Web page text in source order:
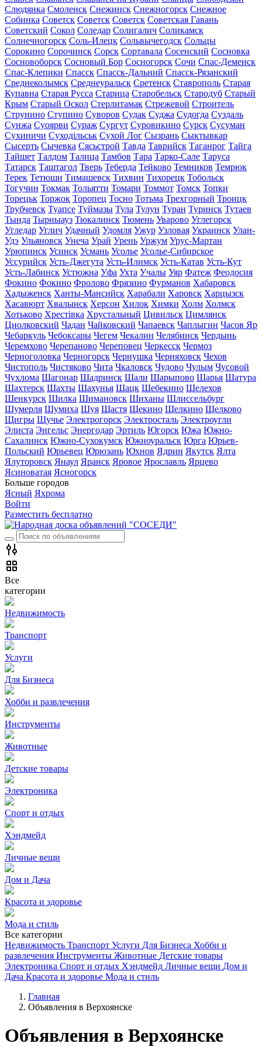
Слюдянка Смоленск Снежинск Снежногорск Снежное
Собинка Советск Советск Советск Советская Гавань
Советский Сокол Соледар Солигалич Соликамск
Солнечногорск Соль-Илецк Сольвычегодск Сольцы
Сорокино Сорочинск Сорск Сортавала Сосенский Сосновка
Сосновоборск Сосновый Бор Сосногорск Сочи Спас-Деменск
Спас-Клепики Спасск Спасск-Дальний Спасск-Рязанский
Среднеколымск Среднеуральск Сретенск Ставрополь Старая
Купавна Старая Русса Старица Старобельск Стародуб Старый
Крым Старый Оскол Стерлитамак Стрежевой Строитель
Струнино Ступино Суворов Судак Суджа Судогда Суздаль
Сунжа Суоярви Сураж Сургут Суровикино Сурск Сусуман
Сухиничи Суходільськ Сухой Лог Сызрань Сыктывкар
Сысерть Сычевка Сясьстрой Тавда Таврийск Таганрог Тайга
Тайшет Талдом Талица Тамбов Тара Тарко-Сале Таруса
Татарск Таштагол Тверь Теберда Тейково Темников Темрюк
Терек Тетюши Тимашевск Тихвин Тихорецк Тобольск
Тогучин Токмак Тольятти Томари Томмот Томск Топки
Торецьк Торжок Торопец Тосно Тотьма Трехгорный Троицк
Трубчевск Туапсе Туймазы Тула Тулун Туран Туринск Тутаев
Тында Тырныауз Тюкалинск Тюмень Уварово Углегорск
Угледар Углич Удачный Удомля Ужур Узловая Украинск Улан-
Удэ Ульяновск Унеча Урай Урень Уржум Урус-Мартан
Урюпинск Усинск Усмань Усолье Усолье-Сибирское
Уссурийск Усть-Джегута Усть-Илимск Усть-Катав Усть-Кут
Усть-Лабинск Устюжна Уфа Ухта Учалы Уяр Фатеж Феодосия
Фокино Фокино Фролово Фрязино Фурманов Хабаровск
Хадыженск Ханты-Мансийск Харабали Харовск Харцызск
Хасавюрт Хвалынск Херсон Хилок Химки Холм Холмск
Хотьково Хрестівка Хрустальный Цивильск Цимлянск
Циолковский Чадан Чайковский Чапаевск Чаплыгин Часов Яр
Чебаркуль Чебоксары Чегем Чекалин Челябинск Чердынь
Черемхово Черепаново Череповец Черкесск Чермоз
Черноголовка Черногорск Чернушка Черняховск Чехов
Чистополь Чистяково Чита Чкаловск Чудово Чулым Чусовой
Чухлома Шагонар Шадринск Шали Шарыпово Шарья Шатура
Шахтерск Шахты Шахунья Шацк Шебекино Шелехов
Шенкурск Шилка Шимановск Шиханы Шлиссельбург
Шумерля Шумиха Шуя Щастя Щекино Щелкино Щелково
Щигры Щучье Электрогорск Электросталь Электроугли
Элиста Энгельс Энергодар Эртиль Югорск Южа Южно-
Сахалинск Южно-Сухокумск Южноуральск Юрга Юрьев-
Польский Юрьевец Юрюзань Юхнов Ядрин Якутск Ялта
Ялуторовск Янаул Яранск Яровое Ярославль Ярцево
Ясиноватая Ясногорск
Больше городов
Ясный Яхрома
Войти
Разместить бесплатно
Все
категории
Недвижимость
Транспорт
Услуги
Для Бизнеса
Хобби и развлечения
Инструменты
Животные
Детские товары
Электроника
Спорт и отдых
Хэндмейд
Личные вещи
Дом и Дача
Красота и здоровье
Мода и стиль
Все категории
Недвижимость Транспорт Услуги Для Бизнеса Хобби и
развлечения Инструменты Животные Детские товары
Электроника Спорт и отдых Хэндмейд Личные вещи Дом и
Дача Красота и здоровье Мода и стиль
Главная
Объявления в Верхоянске
Объявления в Верхоянске